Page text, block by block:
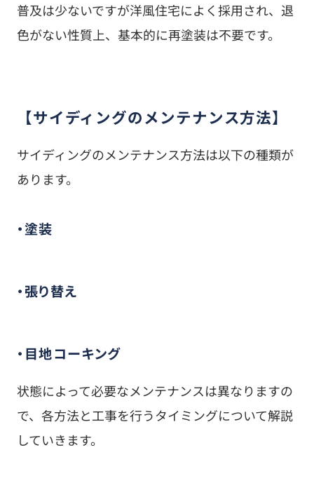
普及は少ないですが洋風住宅によく採用され、退
色がない性質上、基本的に再塗装は不要です。
【サイディングのメンテナンス方法】
サイディングのメンテナンス方法は以下の種類が
あります。
・塗装
・張り替え
・目地コーキング
状態によって必要なメンテナンスは異なりますの
で、各方法と工事を行うタイミングについて解説
していきます。